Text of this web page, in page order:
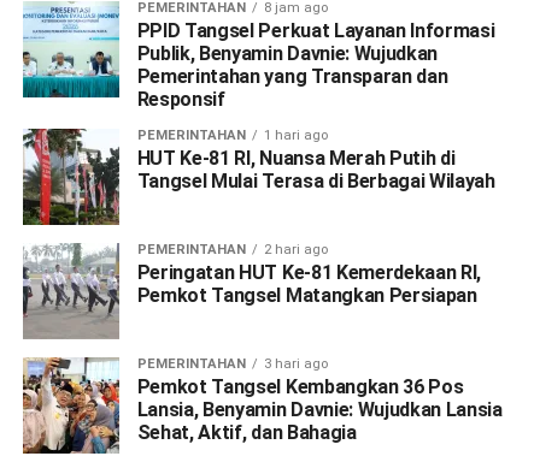
PEMERINTAHAN 8 jam ago
PPID Tangsel Perkuat Layanan Informasi
Publik, Benyamin Davnie: Wujudkan
Pemerintahan yang Transparan dan
Responsif
PEMERINTAHAN 1 hari ago
HUT Ke-81 RI, Nuansa Merah Putih di
Tangsel Mulai Terasa di Berbagai Wilayah
PEMERINTAHAN 2 hari ago
Peringatan HUT Ke-81 Kemerdekaan RI,
Pemkot Tangsel Matangkan Persiapan
PEMERINTAHAN 3 hari ago
Pemkot Tangsel Kembangkan 36 Pos
Lansia, Benyamin Davnie: Wujudkan Lansia
Sehat, Aktif, dan Bahagia